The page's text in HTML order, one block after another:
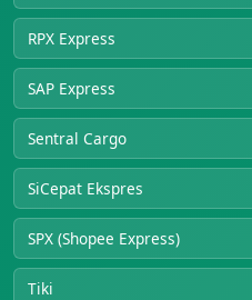
RPX Express
SAP Express
Sentral Cargo
SiCepat Ekspres
SPX (Shopee Express)
Tiki